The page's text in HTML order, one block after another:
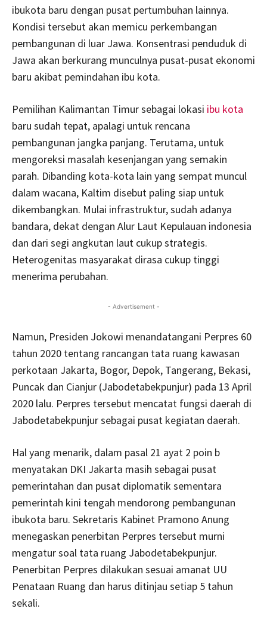
ibukota baru dengan pusat pertumbuhan lainnya.
Kondisi tersebut akan memicu perkembangan
pembangunan di luar Jawa. Konsentrasi penduduk di
Jawa akan berkurang munculnya pusat-pusat ekonomi
baru akibat pemindahan ibu kota.
Pemilihan Kalimantan Timur sebagai lokasi ibu kota
baru sudah tepat, apalagi untuk rencana
pembangunan jangka panjang. Terutama, untuk
mengoreksi masalah kesenjangan yang semakin
parah. Dibanding kota-kota lain yang sempat muncul
dalam wacana, Kaltim disebut paling siap untuk
dikembangkan. Mulai infrastruktur, sudah adanya
bandara, dekat dengan Alur Laut Kepulauan indonesia
dan dari segi angkutan laut cukup strategis.
Heterogenitas masyarakat dirasa cukup tinggi
menerima perubahan.
- Advertisement -
Namun, Presiden Jokowi menandatangani Perpres 60
tahun 2020 tentang rancangan tata ruang kawasan
perkotaan Jakarta, Bogor, Depok, Tangerang, Bekasi,
Puncak dan Cianjur (Jabodetabekpunjur) pada 13 April
2020 lalu. Perpres tersebut mencatat fungsi daerah di
Jabodetabekpunjur sebagai pusat kegiatan daerah.
Hal yang menarik, dalam pasal 21 ayat 2 poin b
menyatakan DKI Jakarta masih sebagai pusat
pemerintahan dan pusat diplomatik sementara
pemerintah kini tengah mendorong pembangunan
ibukota baru. Sekretaris Kabinet Pramono Anung
menegaskan penerbitan Perpres tersebut murni
mengatur soal tata ruang Jabodetabekpunjur.
Penerbitan Perpres dilakukan sesuai amanat UU
Penataan Ruang dan harus ditinjau setiap 5 tahun
sekali.